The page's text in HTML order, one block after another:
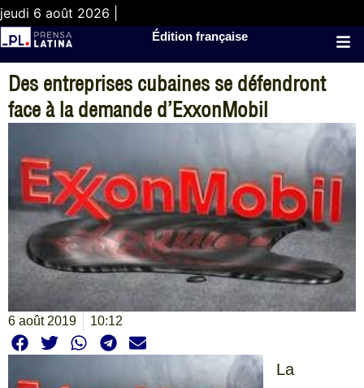
jeudi 6 août 2026 |
Édition française
Des entreprises cubaines se défendront
face à la demande d’ExxonMobil
6 août 2019 10:12
La